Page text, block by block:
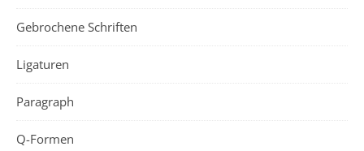
Gebrochene Schriften
Ligaturen
Paragraph
Q-Formen